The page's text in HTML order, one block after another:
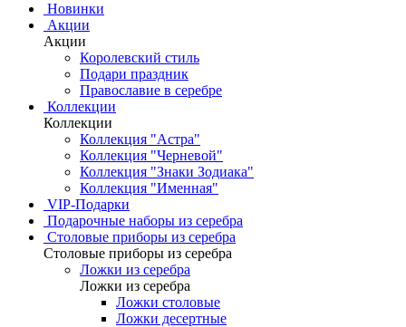
Новинки
Акции
Акции
Королевский стиль
Подари праздник
Православие в серебре
Коллекции
Коллекции
Коллекция "Астра"
Коллекция "Черневой"
Коллекция "Знаки Зодиака"
Коллекция "Именная"
VIP-Подарки
Подарочные наборы из серебра
Столовые приборы из серебра
Столовые приборы из серебра
Ложки из серебра
Ложки из серебра
Ложки столовые
Ложки десертные